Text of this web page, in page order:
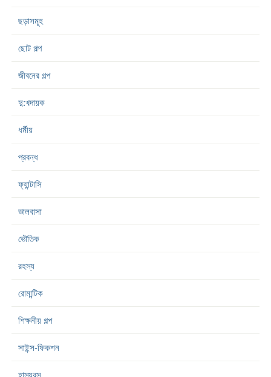
ছড়াসমূহ
ছোট গল্প
জীবনের গল্প
দু:খদায়ক
ধর্মীয়
প্রবন্ধ
ফ্যান্টাসি
ভালবাসা
ভৌতিক
রহস্য
রোমান্টিক
শিক্ষনীয় গল্প
সাইন্স-ফিকশন